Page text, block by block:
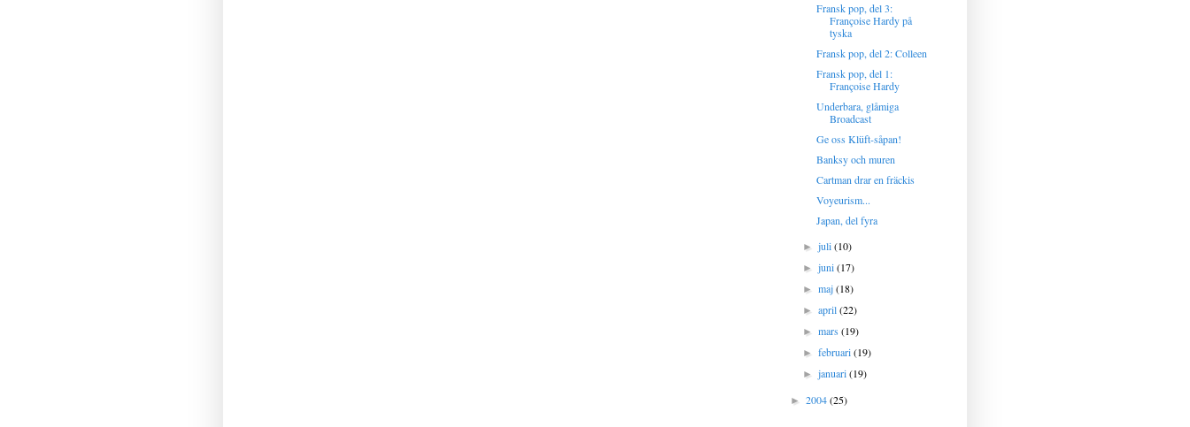
Fransk pop, del 3:
Françoise Hardy på
tyska
Fransk pop, del 2: Colleen
Fransk pop, del 1:
Françoise Hardy
Underbara, glåmiga
Broadcast
Ge oss Klüft-såpan!
Banksy och muren
Cartman drar en fräckis
Voyeurism...
Japan, del fyra
►juli(10)
►juni(17)
►maj(18)
►april(22)
►mars(19)
►februari(19)
►januari(19)
► 2004(25)